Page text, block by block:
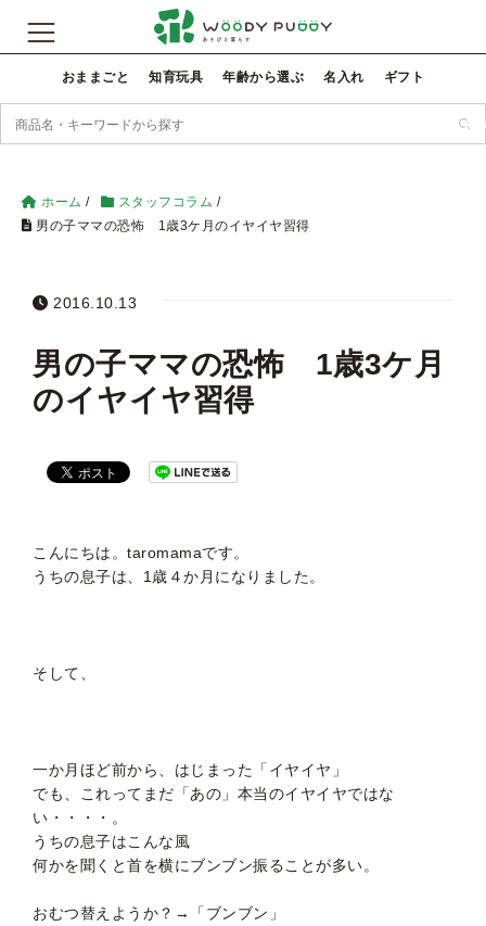
おままごと 知育玩具 年齢から選ぶ 名入れ ギフト
検
ホーム / スタッフコラム /
男の子ママの恐怖 1歳3ケ月のイヤイヤ習得
2016.10.13
男の子ママの恐怖 1歳3ケ月
のイヤイヤ習得
こんにちは。taromamaです。
うちの息子は、1歳４か月になりました。
そして、
一か月ほど前から、はじまった「イヤイヤ」
でも、これってまだ「あの」本当のイヤイヤではな
い・・・・。
うちの息子はこんな風
何かを聞くと首を横にブンブン振ることが多い。
おむつ替えようか？→「ブンブン」